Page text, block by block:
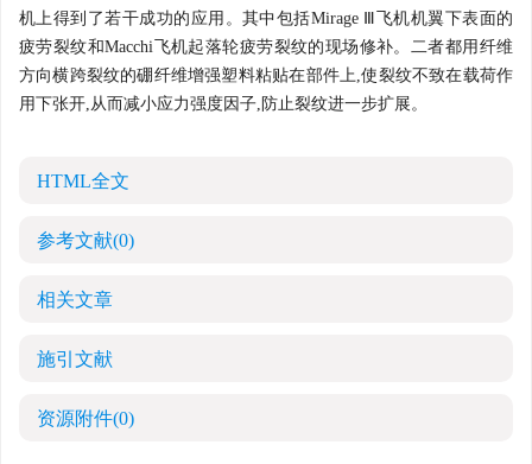
机上得到了若干成功的应用。其中包括Mirage Ⅲ飞机机翼下表面的
疲劳裂纹和Macchi飞机起落轮疲劳裂纹的现场修补。二者都用纤维
方向横跨裂纹的硼纤维增强塑料粘贴在部件上,使裂纹不致在载荷作
用下张开,从而减小应力强度因子,防止裂纹进一步扩展。
HTML全文
参考文献(0)
相关文章
施引文献
资源附件(0)